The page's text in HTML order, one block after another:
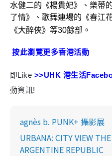
水健二的《楊貴妃》、樂蒂
了情》、歌舞連場的 《春江
《大醉俠》等30餘部。
按此瀏覽更多香港活動
即Like >>UHK 港生活
動資訊!
agnès b. PUNK+ 攝影展
URBANA: CITY VIEW
ARGENTINE REPUBLIC